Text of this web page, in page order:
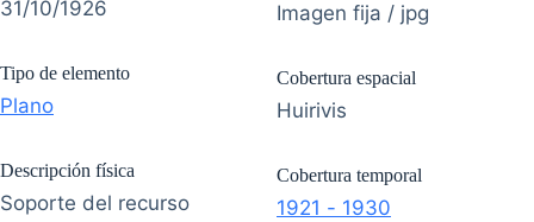
31/10/1926
Tipo de elemento
Plano
Descripción física
Soporte del recurso
Imagen fija / jpg
Cobertura espacial
Huirivis
Cobertura temporal
1921 - 1930